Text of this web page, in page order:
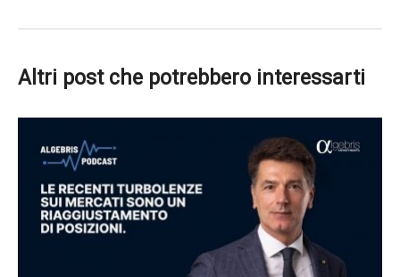
Altri post che potrebbero interessarti